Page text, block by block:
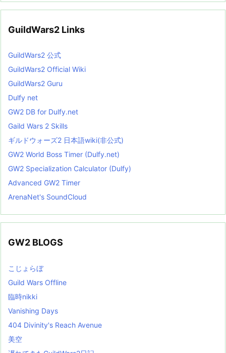
GuildWars2 Links
GuildWars2 公式
GuildWars2 Official Wiki
GuildWars2 Guru
Dulfy net
GW2 DB for Dulfy.net
Gaild Wars 2 Skills
ギルドウォーズ2 日本語wiki(非公式)
GW2 World Boss Timer (Dulfy.net)
GW2 Specialization Calculator (Dulfy)
Advanced GW2 Timer
ArenaNet's SoundCloud
GW2 BLOGS
こじょらぼ
Guild Wars Offline
臨時nikki
Vanishing Days
404 Divinity's Reach Avenue
美空